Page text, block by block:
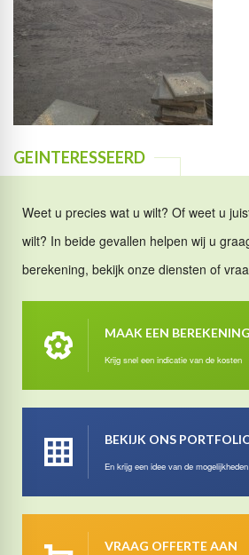
GEINTERESSEERD
Weet u precies wat u wilt? Of weet u
wilt? In beide gevallen helpen wij u
berekening, bekijk onze diensten of
MAAK EEN BEREKENING
Krijg snel een indicatie van de kosten
BEKIJK ONS
En krijg een idee van de mogelijkheden
VRAAG OFFERTE AAN